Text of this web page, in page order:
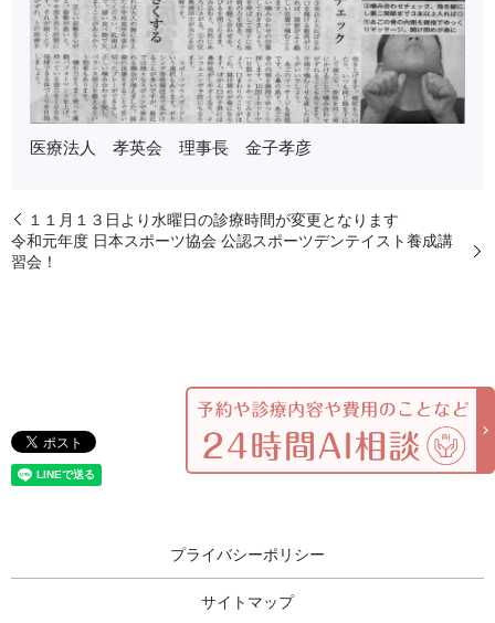
医療法人 孝英会 理事長 金子孝彦
１１月１３日より水曜日の診療時間が変更となります
令和元年度 日本スポーツ協会 公認スポーツデンテイスト養成講
習会！
プライバシーポリシー
サイトマップ